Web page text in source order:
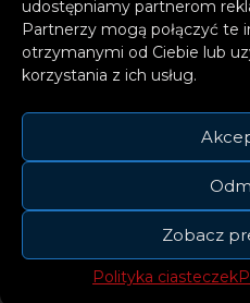
udostępniamy partnerom
Partnerzy mogą połączyć te
otrzymanymi od Ciebie lub
korzystania z ich usług.
Zobacz
Polityka ciasteczek